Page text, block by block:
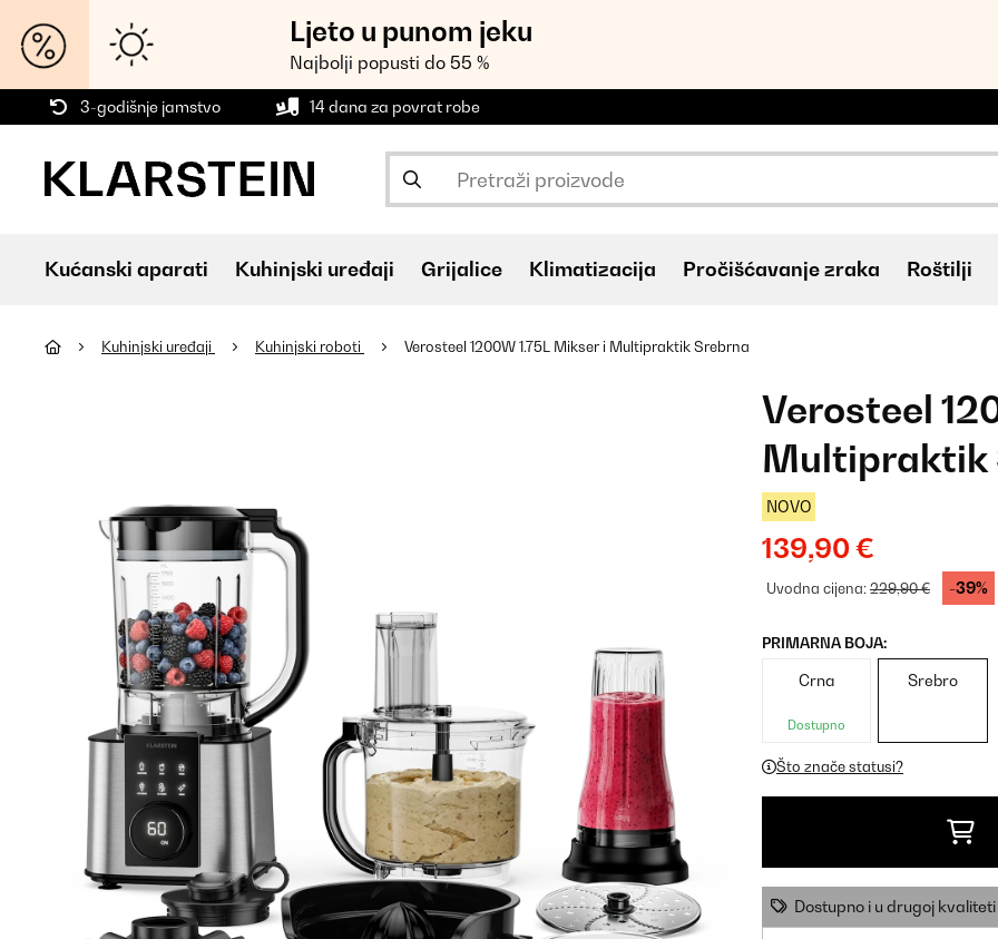
Ljeto u punom jeku
Najbolji popusti do 55 %
3-godišnje jamstvo 14 dana za povrat robe
Kućanski aparati Kuhinjski uređaji Grijalice Klimatizacija Pročišćavanje zraka Roštilji
Kuhinjski uređaji Kuhinjski roboti Verosteel 1200W 1.75L Mikser i Multipraktik Srebrna
Verosteel
Multipraktik
NOVO
139,90 €
Uvodna cijena:229,90 € -39%
PRIMARNA BOJA:
Crna
Dostupno
Srebro
Što znače statusi?
Dostupno i u drugoj kvaliteti